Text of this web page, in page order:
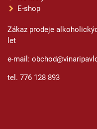
E-shop
Zákaz prodeje
let
e-mail:
tel. 776 128 893